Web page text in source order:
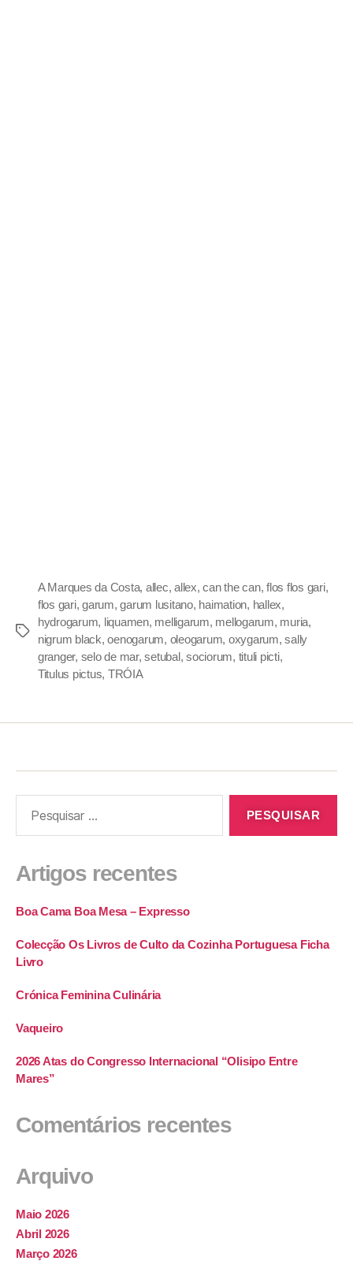
A Marques da Costa, allec,allex,can the can,flos flos gari,
flos gari,garum,garum lusitano, haimation, hallex,
hydrogarum, liquamen, melligarum, mellogarum, muria,
nigrum black,oenogarum, oleogarum, oxygarum,sally
granger, selo de mar,setubal,sociorum, tituli picti,
Titulus pictus, TRÓIA
Artigos recentes
Boa Cama Boa Mesa – Expresso
Colecção Os Livros de Culto da Cozinha Portuguesa Ficha
Livro
Crónica Feminina Culinária
Vaqueiro
2026 Atas do Congresso Internacional “Olisipo Entre
Mares”
Comentários recentes
Arquivo
Maio 2026
Abril 2026
Março 2026